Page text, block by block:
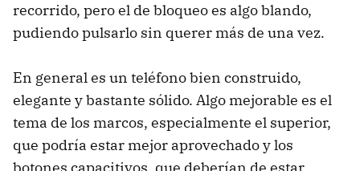
recorrido, pero el de bloqueo es algo blando,
pudiendo pulsarlo sin querer más de una vez.
En general es un teléfono bien construido,
elegante y bastante sólido. Algo mejorable es el
tema de los marcos, especialmente el superior,
que podría estar mejor aprovechado y los